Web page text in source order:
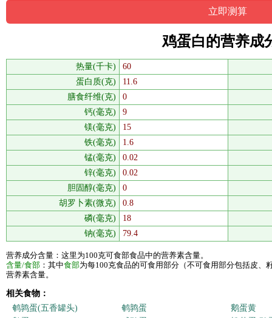
鸡蛋白的营养成
热量(千卡)
60
蛋白质(克)
11.6
膳食纤维(克)
0
钙(毫克)
9
镁(毫克)
15
铁(毫克)
1.6
锰(毫克)
0.02
锌(毫克)
0.02
胆固醇(毫克)
0
胡罗卜素(微克)
0.8
磷(毫克)
18
钠(毫克)
79.4
营养成分含量：这里为100克可食部食品中的营养素含量。
含量/食部 ：其中食部为每100克食品的可食用部分（不可食用部分包括皮、
营养素含量。
相关食物：
鹌鹑蛋(五香罐头)
鹌鹑蛋
鹅蛋黄